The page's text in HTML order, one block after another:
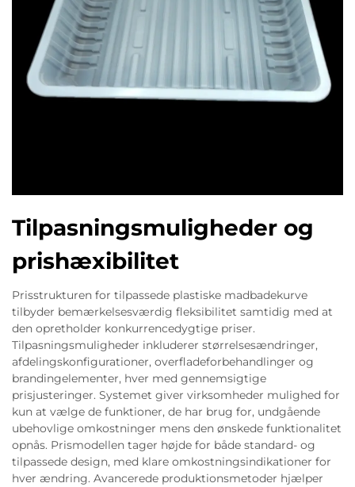
Tilpasningsmuligheder og
prishæxibilitet
Prisstrukturen for tilpassede plastiske madbadekurve
tilbyder bemærkelsesværdig fleksibilitet samtidig med at
den opretholder konkurrencedygtige priser.
Tilpasningsmuligheder inkluderer størrelsesændringer,
afdelingskonfigurationer, overfladeforbehandlinger og
brandingelementer, hver med gennemsigtige
prisjusteringer. Systemet giver virksomheder mulighed for
kun at vælge de funktioner, de har brug for, undgående
ubehovlige omkostninger mens den ønskede funktionalitet
opnås. Prismodellen tager højde for både standard- og
tilpassede design, med klare omkostningsindikationer for
hver ændring. Avancerede produktionsmetoder hjælper